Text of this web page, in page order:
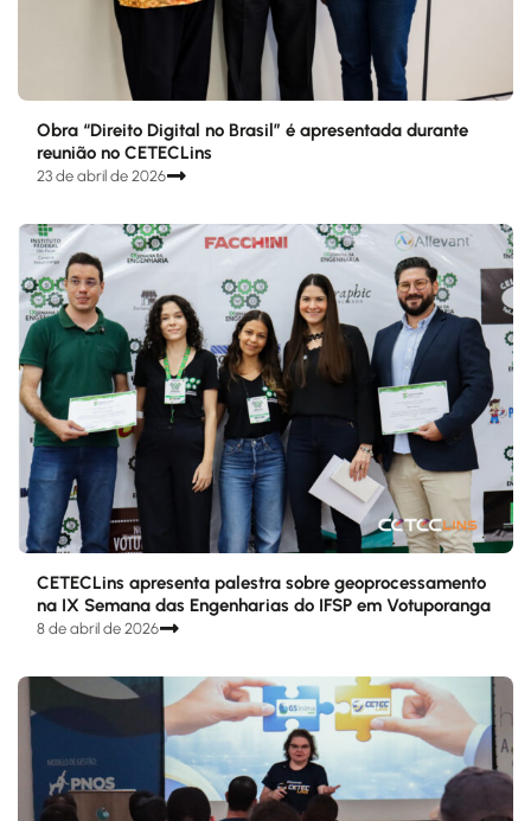
Obra “Direito Digital no Brasil” é apresentada durante
reunião no CETECLins
23 de abril de 2026
CETECLins apresenta palestra sobre geoprocessamento
na IX Semana das Engenharias do IFSP em Votuporanga
8 de abril de 2026